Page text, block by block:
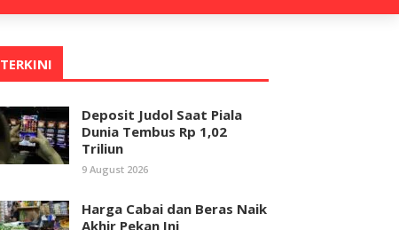
TERKINI
Deposit Judol Saat Piala
Dunia Tembus Rp 1,02
Triliun
9 August 2026
Harga Cabai dan Beras Naik
Akhir Pekan Ini